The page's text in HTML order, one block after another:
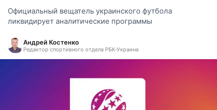
Официальный вещатель украинского футбола
ликвидирует аналитические программы
Андрей Костенко
Редактор спортивного отдела РБК-Украина